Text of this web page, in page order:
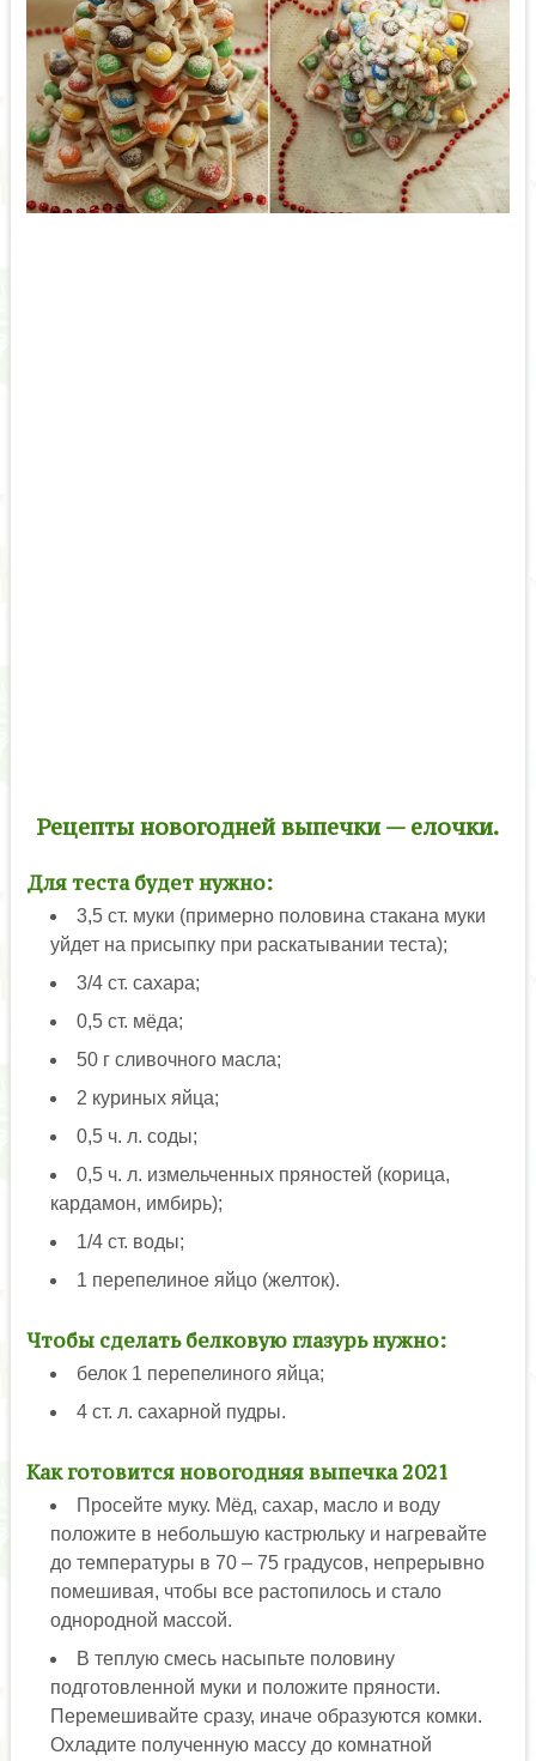
Рецепты новогодней выпечки — елочки.
Для теста будет нужно:
3,5 ст. муки (примерно половина стакана муки
уйдет на присыпку при раскатывании теста);
3/4 ст. сахара;
0,5 ст. мёда;
50 г сливочного масла;
2 куриных яйца;
0,5 ч. л. соды;
0,5 ч. л. измельченных пряностей (корица,
кардамон, имбирь);
1/4 ст. воды;
1 перепелиное яйцо (желток).
Чтобы сделать белковую глазурь нужно:
белок 1 перепелиного яйца;
4 ст. л. сахарной пудры.
Как готовится новогодняя выпечка 2021
Просейте муку. Мёд, сахар, масло и воду
положите в небольшую кастрюльку и нагревайте
до температуры в 70 – 75 градусов, непрерывно
помешивая, чтобы все растопилось и стало
однородной массой.
В теплую смесь насыпьте половину
подготовленной муки и положите пряности.
Перемешивайте сразу, иначе образуются комки.
Охладите полученную массу до комнатной